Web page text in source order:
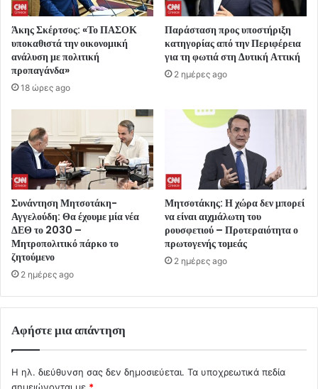
Άκης Σκέρτσος: «Το ΠΑΣΟΚ
υποκαθιστά την οικονομική
ανάλυση με πολιτική
προπαγάνδα»
18 ώρες ago
Παράσταση προς υποστήριξη
κατηγορίας από την Περιφέρεια
για τη φωτιά στη Δυτική Αττική
2 ημέρες ago
Συνάντηση Μητσοτάκη-
Αγγελούδη: Θα έχουμε μία νέα
ΔΕΘ το 2030 –
Μητροπολιτικό πάρκο το
ζητούμενο
2 ημέρες ago
Μητσοτάκης: Η χώρα δεν μπορεί
να είναι αιχμάλωτη του
ρουσφετιού – Προτεραιότητα ο
πρωτογενής τομεάς
2 ημέρες ago
Αφήστε μια απάντηση
Η ηλ. διεύθυνση σας δεν δημοσιεύεται. Τα υποχρεωτικά πεδία